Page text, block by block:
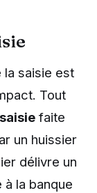
la saisie est
Tout
faite
un huissier
délivre un
à la banque